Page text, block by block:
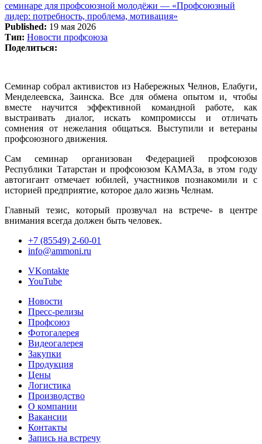
Published: 19 мая 2026
Тип: Новости профсоюза
Поделиться:
Семинар собрал активистов из Набережных Челнов, Елабуги,
Менделеевска, Заинска. Все для обмена опытом и, чтобы
вместе научится эффективной командной работе, как
выстраивать диалог, искать компромиссы и отличать
сомнения от нежелания общаться. Выступили и ветераны
профсоюзного движения.
Сам семинар организован Федерацией профсоюзов
Республики Татарстан и профсоюзом КАМАЗа, в этом году
автогигант отмечает юбилей, участников познакомили и с
историей предприятие, которое дало жизнь Челнам.
Главный тезис, который прозвучал на встрече- в центре
внимания всегда должен быть человек.
+7 (85549) 2-60-01
info@ammoni.ru
VKontakte
YouTube
Новости
Пресс-релизы
Профсоюз
Фотогалерея
Видеогалерея
Закупки
Продукция
Цены
Логистика
Производство
О компании
Вакансии
Контакты
Запись на встречу